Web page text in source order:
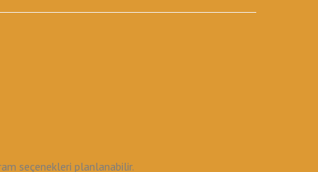
seçenekleri planlanabilir.